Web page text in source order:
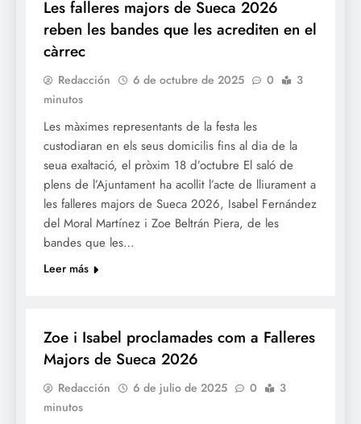
Les falleres majors de Sueca 2026
reben les bandes que les acrediten en el
càrrec
Redacción 6 de octubre de 2025 0
3
minutos
Les màximes representants de la festa les
custodiaran en els seus domicilis fins al dia de la
seua exaltació, el pròxim 18 d’octubre El saló de
plens de l’Ajuntament ha acollit l’acte de lliurament a
les falleres majors de Sueca 2026, Isabel Fernández
del Moral Martínez i Zoe Beltrán Piera, de les
bandes que les…
Leer más
Zoe i Isabel proclamades com a Falleres
Majors de Sueca 2026
Redacción 6 de julio de 2025 0
3
minutos